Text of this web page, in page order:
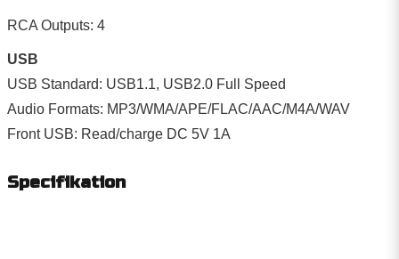
RCA Outputs: 4
USB
USB Standard: USB1.1, USB2.0 Full Speed
Audio Formats: MP3/WMA/APE/FLAC/AAC/M4A/WAV
Front USB: Read/charge DC 5V 1A
Specifikation